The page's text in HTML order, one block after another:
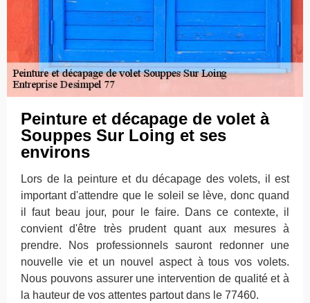
Peinture et décapage de volet à
Souppes Sur Loing et ses
environs
Lors de la peinture et du décapage des volets, il est
important d'attendre que le soleil se lève, donc quand
il faut beau jour, pour le faire. Dans ce contexte, il
convient d'être très prudent quant aux mesures à
prendre. Nos professionnels sauront redonner une
nouvelle vie et un nouvel aspect à tous vos volets.
Nous pouvons assurer une intervention de qualité et à
la hauteur de vos attentes partout dans le 77460.